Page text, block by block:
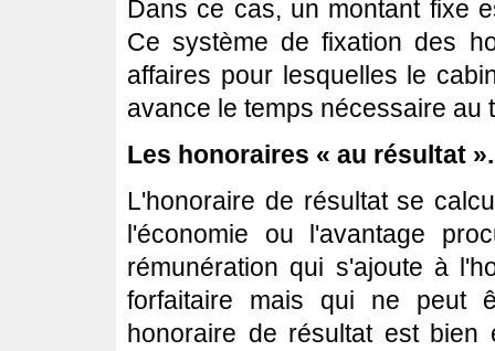
Dans ce cas, un montant fixe
Ce système de fixation des
affaires pour lesquelles le
avance le temps nécessaire au
Les honoraires « au résultat ».
L'honoraire de résultat se
l'économie ou l'avantage
rémunération qui s'ajoute à
forfaitaire mais qui ne peut
honoraire de résultat est